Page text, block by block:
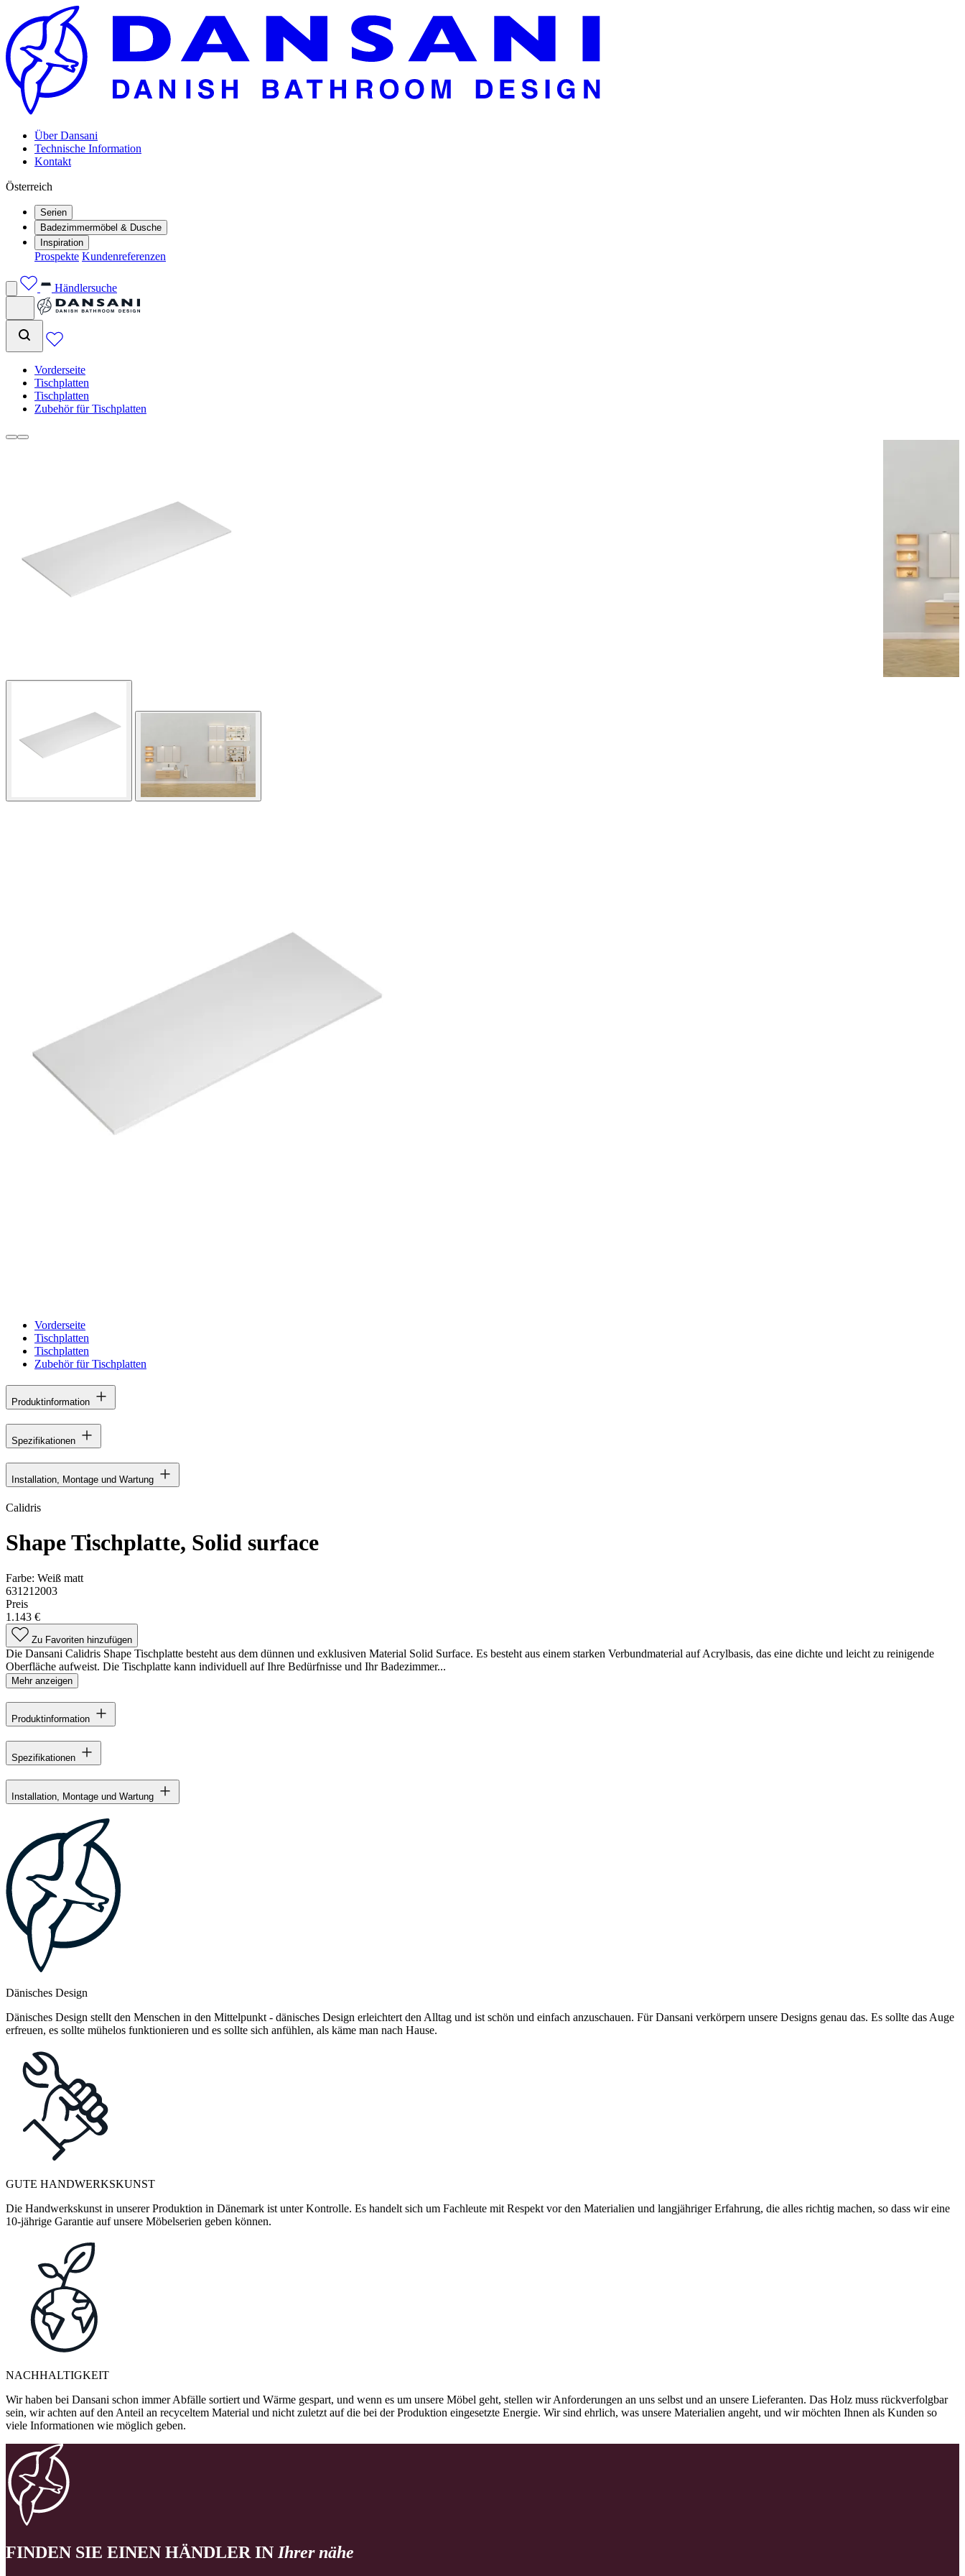
Über Dansani
Technische Information
Kontakt
Österreich
Serien
Badezimmermöbel & Dusche
Inspiration
Prospekte Kundenreferenzen
Händlersuche
Vorderseite
Tischplatten
Tischplatten
Zubehör für Tischplatten
Vorderseite
Tischplatten
Tischplatten
Zubehör für Tischplatten
Produktinformation
Spezifikationen
Installation, Montage und Wartung
Calidris
Shape Tischplatte, Solid surface
Farbe: Weiß matt
631212003
Preis
1.143 €
Zu Favoriten hinzufügen
Die Dansani Calidris Shape Tischplatte besteht aus dem dünnen und exklusiven Material Solid Surface. Es besteht aus einem starken Verbundmaterial auf Acrylbasis, das eine dichte und leicht zu reinigende
Oberfläche aufweist. Die Tischplatte kann individuell auf Ihre Bedürfnisse und Ihr Badezimmer...
Mehr anzeigen
Produktinformation
Spezifikationen
Installation, Montage und Wartung
Dänisches Design
Dänisches Design stellt den Menschen in den Mittelpunkt - dänisches Design erleichtert den Alltag und ist schön und einfach anzuschauen. Für Dansani verkörpern unsere Designs genau das. Es sollte das Auge
erfreuen, es sollte mühelos funktionieren und es sollte sich anfühlen, als käme man nach Hause.
GUTE HANDWERKSKUNST
Die Handwerkskunst in unserer Produktion in Dänemark ist unter Kontrolle. Es handelt sich um Fachleute mit Respekt vor den Materialien und langjähriger Erfahrung, die alles richtig machen, so dass wir eine
10-jährige Garantie auf unsere Möbelserien geben können.
NACHHALTIGKEIT
Wir haben bei Dansani schon immer Abfälle sortiert und Wärme gespart, und wenn es um unsere Möbel geht, stellen wir Anforderungen an uns selbst und an unsere Lieferanten. Das Holz muss rückverfolgbar
sein, wir achten auf den Anteil an recyceltem Material und nicht zuletzt auf die bei der Produktion eingesetzte Energie. Wir sind ehrlich, was unsere Materialien angeht, und wir möchten Ihnen als Kunden so
viele Informationen wie möglich geben.
FINDEN SIE EINEN HÄNDLER IN Ihrer nähe